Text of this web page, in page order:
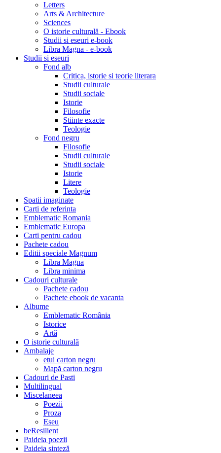
Letters
Arts & Architecture
Sciences
O istorie culturală - Ebook
Studii si eseuri e-book
Libra Magna - e-book
Studii si eseuri
Fond alb
Critica, istorie si teorie literara
Studii culturale
Studii sociale
Istorie
Filosofie
Stiinte exacte
Teologie
Fond negru
Filosofie
Studii culturale
Studii sociale
Istorie
Litere
Teologie
Spatii imaginate
Carti de referinta
Emblematic Romania
Emblematic Europa
Carti pentru cadou
Pachete cadou
Editii speciale Magnum
Libra Magna
Libra minima
Cadouri culturale
Pachete cadou
Pachete ebook de vacanta
Albume
Emblematic România
Istorice
Artă
O istorie culturală
Ambalaje
etui carton negru
Mapă carton negru
Cadouri de Pasti
Multilingual
Miscelaneea
Poezii
Proza
Eseu
beResilient
Paideia poezii
Paideia sinteză